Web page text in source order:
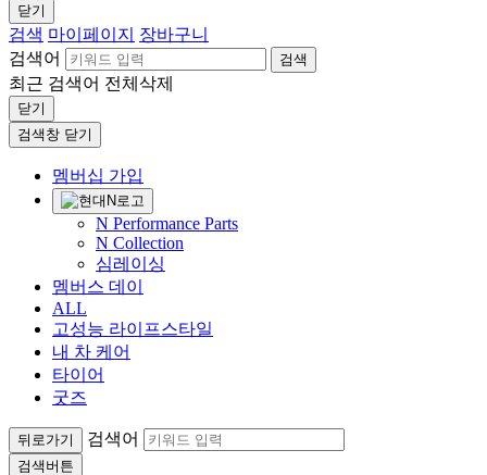
닫기
검색 마이페이지
장바구니
검색어
검색
최근 검색어 전체삭제
닫기
검색창 닫기
멤버십 가입
N Performance Parts
N Collection
심레이싱
멤버스 데이
ALL
고성능 라이프스타일
내 차 케어
타이어
굿즈
뒤로가기 검색어
검색버튼